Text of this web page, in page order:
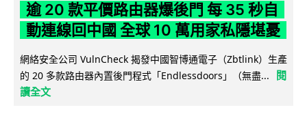
逾 20 款平價路由器爆後門 每 35 秒自
動連線回中國 全球 10 萬用家私隱堪憂
網絡安全公司 VulnCheck 揭發中國智博通電子（Zbtlink）生產
的 20 多款路由器內置後門程式「Endlessdoors」（無盡...
閱
讀全文